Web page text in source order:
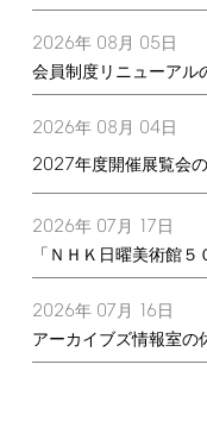
2026年 08月 05 日
会員制度リニューアル
2026年 08月 04日
2027年度開催展覧会
2026年 07月 17 日
「ＮＨＫ日曜美術館
2026年 07月 16 日
アーカイブズ情報室の